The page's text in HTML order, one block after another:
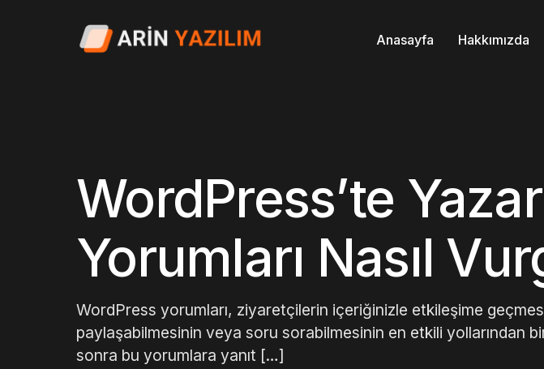
Anasayfa Hakkımızda
WordPress’te Yazar
Yorumları Nasıl
WordPress yorumları, ziyaretçilerin içeriğinizle etkileşime
paylaşabilmesinin veya soru sorabilmesinin en etkili yollarından
sonra bu yorumlara yanıt […]